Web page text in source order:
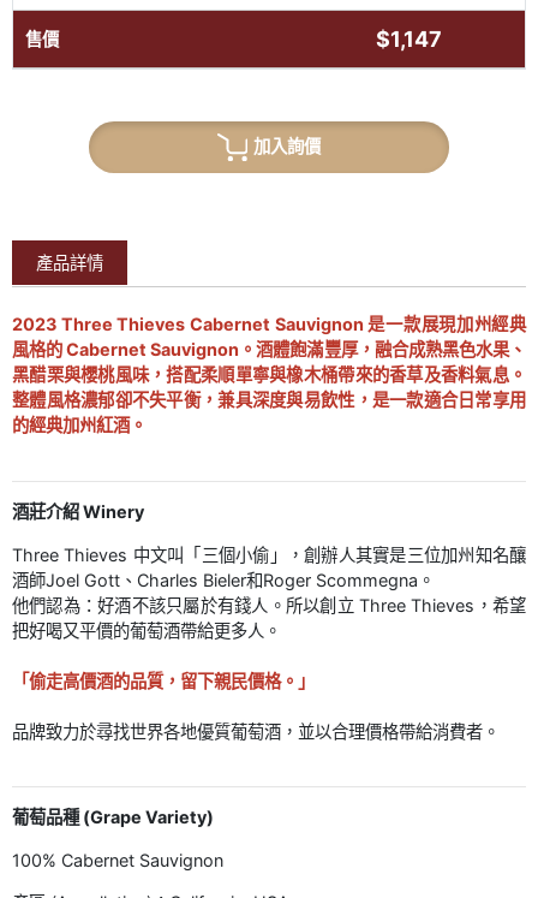
售價 $1,147
加入詢價
產品詳情
2023 Three Thieves Cabernet Sauvignon 是一款展現加州經典
風格的 Cabernet Sauvignon。酒體飽滿豐厚，融合成熟黑色水果、
黑醋栗與櫻桃風味，搭配柔順單寧與橡木桶帶來的香草及香料氣息。
整體風格濃郁卻不失平衡，兼具深度與易飲性，是一款適合日常享用
的經典加州紅酒。
酒莊介紹 Winery
Three Thieves 中文叫「三個小偷」，創辦人其實是三位加州知名釀
酒師Joel Gott、Charles Bieler和Roger Scommegna。
他們認為：好酒不該只屬於有錢人。所以創立 Three Thieves，希望
把好喝又平價的葡萄酒帶給更多人。
「偷走高價酒的品質，留下親民價格。」
品牌致力於尋找世界各地優質葡萄酒，並以合理價格帶給消費者。
葡萄品種 (Grape Variety)
100% Cabernet Sauvignon